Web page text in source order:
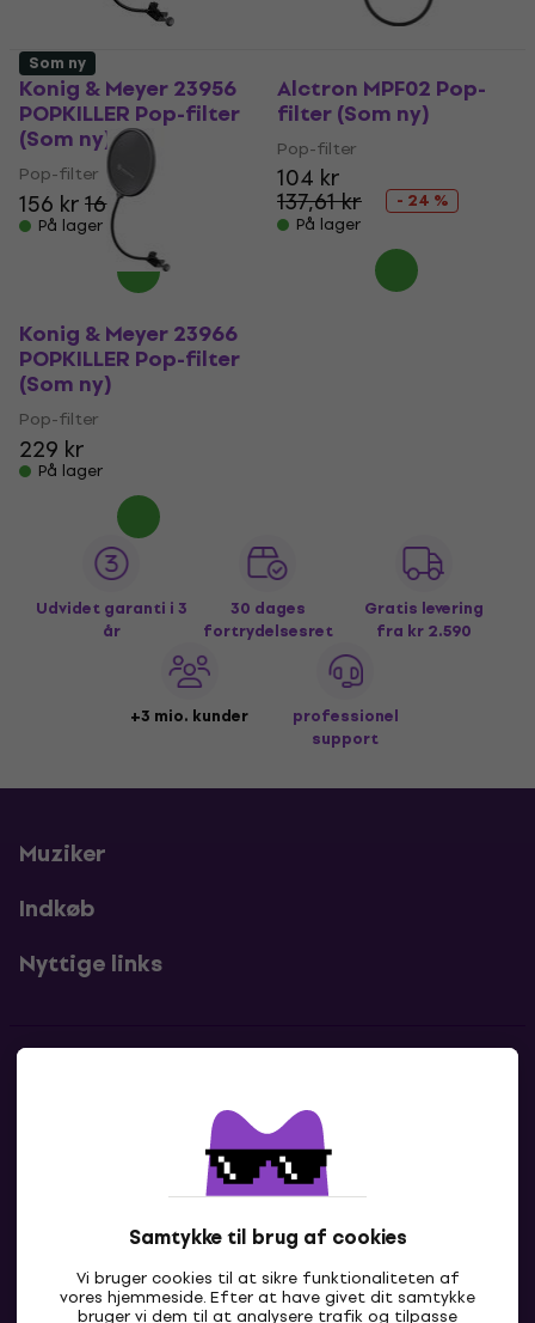
Samtykke til brug af cookies
Vi bruger cookies til at sikre funktionaliteten af
vores hjemmeside. Efter at have givet dit samtykke
bruger vi dem til at analysere trafik og tilpasse
Konig & Meyer 23956
POPKILLER Pop-filter
(Som ny)
Pop-filter
156 kr162 kr
På lager
Alctron MPF02 Pop-
filter (Som ny)
Pop-filter
104 kr
137,61 kr
- 24 %
På lager
Som ny
Konig & Meyer 23966
POPKILLER Pop-filter
(Som ny)
Pop-filter
229 kr
På lager
Udvidet garanti i 3
år
30 dages
fortrydelsesret
Gratis levering
fra kr 2.590
+3 mio. kunder
professionel
support
Muziker
Indkøb
Nyttige links
Kontakt os